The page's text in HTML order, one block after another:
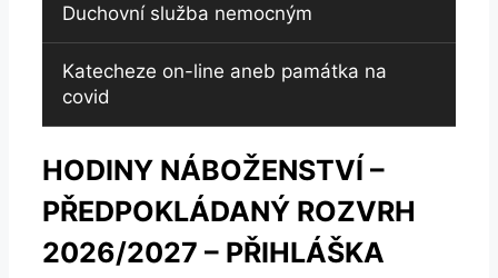
Duchovní služba nemocným
Katecheze on-line aneb památka na
covid
HODINY NÁBOŽENSTVÍ –
PŘEDPOKLÁDANÝ ROZVRH
2026/2027 – PŘIHLÁŠKA